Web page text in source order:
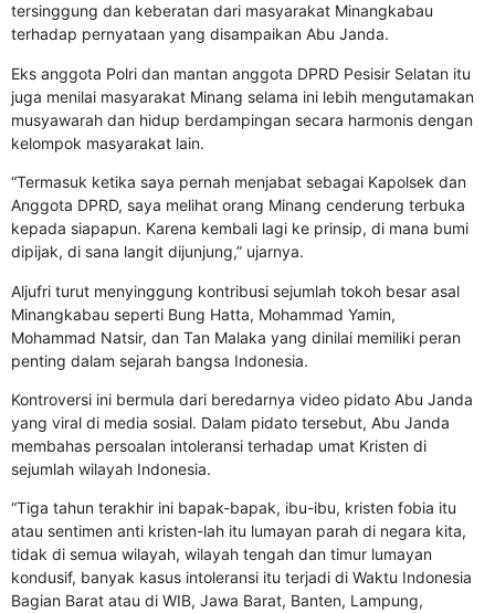
tersinggung dan keberatan dari masyarakat Minangkabau
terhadap pernyataan yang disampaikan Abu Janda.
Eks anggota Polri dan mantan anggota DPRD Pesisir Selatan itu
juga menilai masyarakat Minang selama ini lebih mengutamakan
musyawarah dan hidup berdampingan secara harmonis dengan
kelompok masyarakat lain.
“Termasuk ketika saya pernah menjabat sebagai Kapolsek dan
Anggota DPRD, saya melihat orang Minang cenderung terbuka
kepada siapapun. Karena kembali lagi ke prinsip, di mana bumi
dipijak, di sana langit dijunjung,” ujarnya.
Aljufri turut menyinggung kontribusi sejumlah tokoh besar asal
Minangkabau seperti Bung Hatta, Mohammad Yamin,
Mohammad Natsir, dan Tan Malaka yang dinilai memiliki peran
penting dalam sejarah bangsa Indonesia.
Kontroversi ini bermula dari beredarnya video pidato Abu Janda
yang viral di media sosial. Dalam pidato tersebut, Abu Janda
membahas persoalan intoleransi terhadap umat Kristen di
sejumlah wilayah Indonesia.
“Tiga tahun terakhir ini bapak-bapak, ibu-ibu, kristen fobia itu
atau sentimen anti kristen-lah itu lumayan parah di negara kita,
tidak di semua wilayah, wilayah tengah dan timur lumayan
kondusif, banyak kasus intoleransi itu terjadi di Waktu Indonesia
Bagian Barat atau di WIB, Jawa Barat, Banten, Lampung,